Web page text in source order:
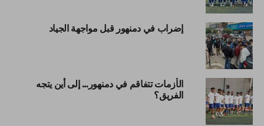
إضراب في دمنهور قبل مواجهة الجياد
الأزمات تتفاقم في دمنهور… إلى أين يتجه
الفريق؟